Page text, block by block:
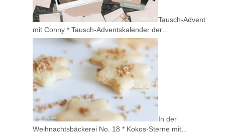
Tausch-Advent
mit Conny * Tausch-Adventskalender der…
In der
Weihnachtsbäckerei No. 18 * Kokos-Sterne mit…